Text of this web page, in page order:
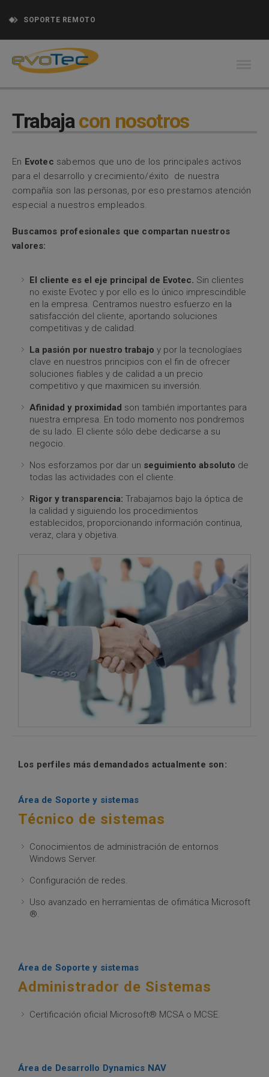
SOPORTE REMOTO
Trabajacon nosotros
En Evotec sabemos que uno de los principales activos
para el desarrollo y crecimiento/éxito de nuestra
compañía son las personas, por eso prestamos atención
especial a nuestros empleados.
Buscamos profesionales que compartan nuestros
valores:
El cliente es el eje principal de Evotec. Sin clientes
no existe Evotec y por ello es lo único imprescindible
en la empresa. Centramos nuestro esfuerzo en la
satisfacción del cliente, aportando soluciones
competitivas y de calidad.
La pasión por nuestro trabajo y por la tecnologíaes
clave en nuestros principios con el fin de ofrecer
soluciones fiables y de calidad a un precio
competitivo y que maximicen su inversión.
Afinidad y proximidad son también importantes para
nuestra empresa. En todo momento nos pondremos
de su lado. El cliente sólo debe dedicarse a su
negocio.
Nos esforzamos por dar un seguimiento absoluto de
todas las actividades con el cliente.
Rigor y transparencia: Trabajamos bajo la óptica de
la calidad y siguiendo los procedimientos
establecidos, proporcionando información continua,
veraz, clara y objetiva.
Los perfiles más demandados actualmente son:
Área de Soporte y sistemas
Técnico de sistemas
Conocimientos de administración de entornos
Windows Server.
Configuración de redes.
Uso avanzado en herramientas de ofimática Microsoft
®.
Área de Soporte y sistemas
Administrador de Sistemas
Certificación oficial Microsoft® MCSA o MCSE.
Área de Desarrollo Dynamics NAV